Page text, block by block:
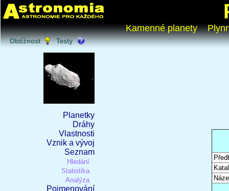
Kamenné planety
Obtížnost Testy
Planetky
Dráhy
Vlastnosti
Vznik a vývoj
Seznam
Hledání
Statistika
Analýza
Pojmenování